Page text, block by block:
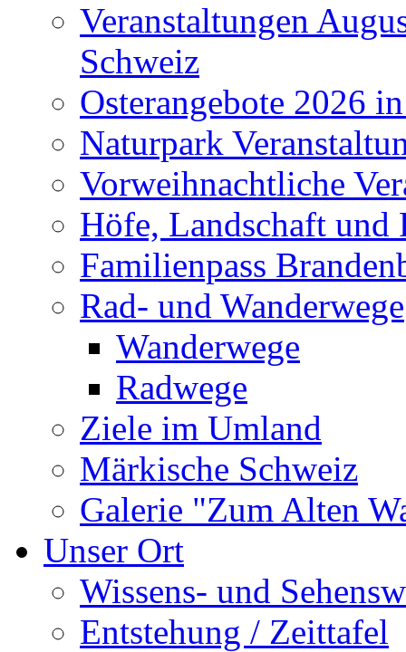
Veranstaltungen
Schweiz
Osterangebote 2026
Naturpark
Vorweihnachtliche
Höfe, Landschaft und
Familienpass
Rad- und Wanderwege
Wanderwege
Radwege
Ziele im Umland
Märkische Schweiz
Galerie "Zum Alten
Unser Ort
Wissens- und
Entstehung / Zeittafel